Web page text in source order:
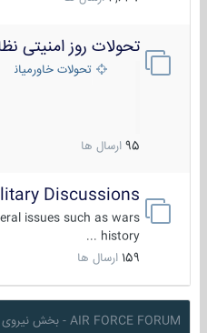
تحولات روز امنیتی
تحولات خاورمیانه
95 ارسال ها
Discussions
issues such as wars
history ...
159 ارسال ها
AIR FORCE FORUM - بخش نیروی هوایی